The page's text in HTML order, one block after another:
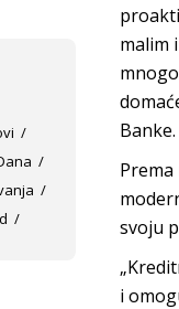
malim
Banke.
svoju
i